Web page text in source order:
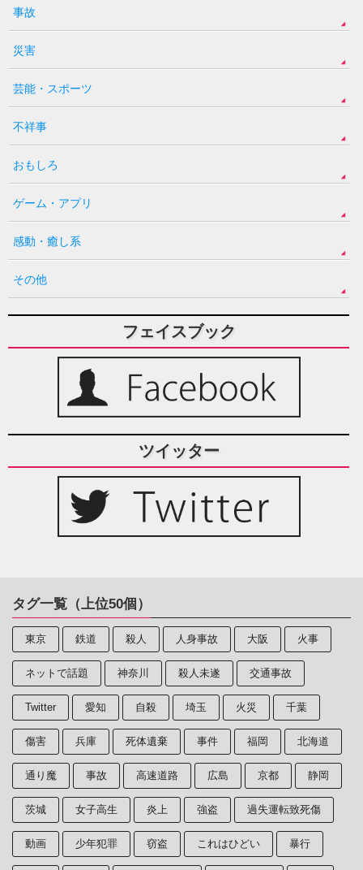
事故
災害
芸能・スポーツ
不祥事
おもしろ
ゲーム・アプリ
感動・癒し系
その他
フェイスブック
ツイッター
タグ一覧（上位50個）
東京 鉄道 殺人 人身事故 大阪 火事
ネットで話題 神奈川 殺人未遂 交通事故
Twitter 愛知 自殺 埼玉 火災 千葉
傷害 兵庫 死体遺棄 事件 福岡 北海道
通り魔 事故 高速道路 広島 京都 静岡
茨城 女子高生 炎上 強盗 過失運転致死傷
動画 少年犯罪 窃盗 これはひどい 暴行